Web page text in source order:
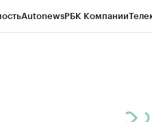
AutonewsРБК Компании